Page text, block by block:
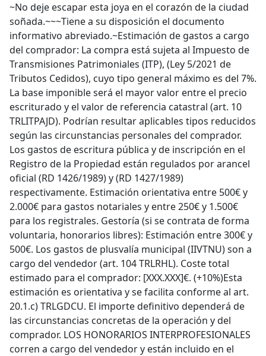
~No deje escapar esta joya en el corazón de la ciudad
soñada.~~~Tiene a su disposición el documento
informativo abreviado.~Estimación de gastos a cargo
del comprador: La compra está sujeta al Impuesto de
Transmisiones Patrimoniales (ITP), (Ley 5/2021 de
Tributos Cedidos), cuyo tipo general máximo es del 7%.
La base imponible será el mayor valor entre el precio
escriturado y el valor de referencia catastral (art. 10
TRLITPAJD). Podrían resultar aplicables tipos reducidos
según las circunstancias personales del comprador.
Los gastos de escritura pública y de inscripción en el
Registro de la Propiedad están regulados por arancel
oficial (RD 1426/1989) y (RD 1427/1989)
respectivamente. Estimación orientativa entre 500€ y
2.000€ para gastos notariales y entre 250€ y 1.500€
para los registrales. Gestoría (si se contrata de forma
voluntaria, honorarios libres): Estimación entre 300€ y
500€. Los gastos de plusvalía municipal (IIVTNU) son a
cargo del vendedor (art. 104 TRLRHL). Coste total
estimado para el comprador: [XXX.XXX]€. (+10%)Esta
estimación es orientativa y se facilita conforme al art.
20.1.c) TRLGDCU. El importe definitivo dependerá de
las circunstancias concretas de la operación y del
comprador. LOS HONORARIOS INTERPROFESIONALES
corren a cargo del vendedor y están incluido en el